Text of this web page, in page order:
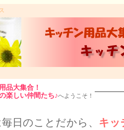
品大集合！
楽しい仲間たち♪へようこそ！
日のことだから、 キッ